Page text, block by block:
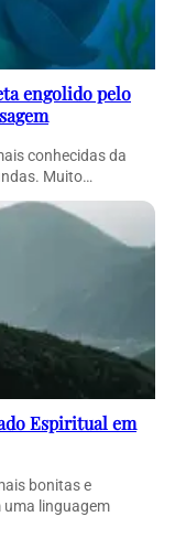
engolido pelo
conhecidas da
Muito…
Espiritual em
bonitas e
uma linguagem